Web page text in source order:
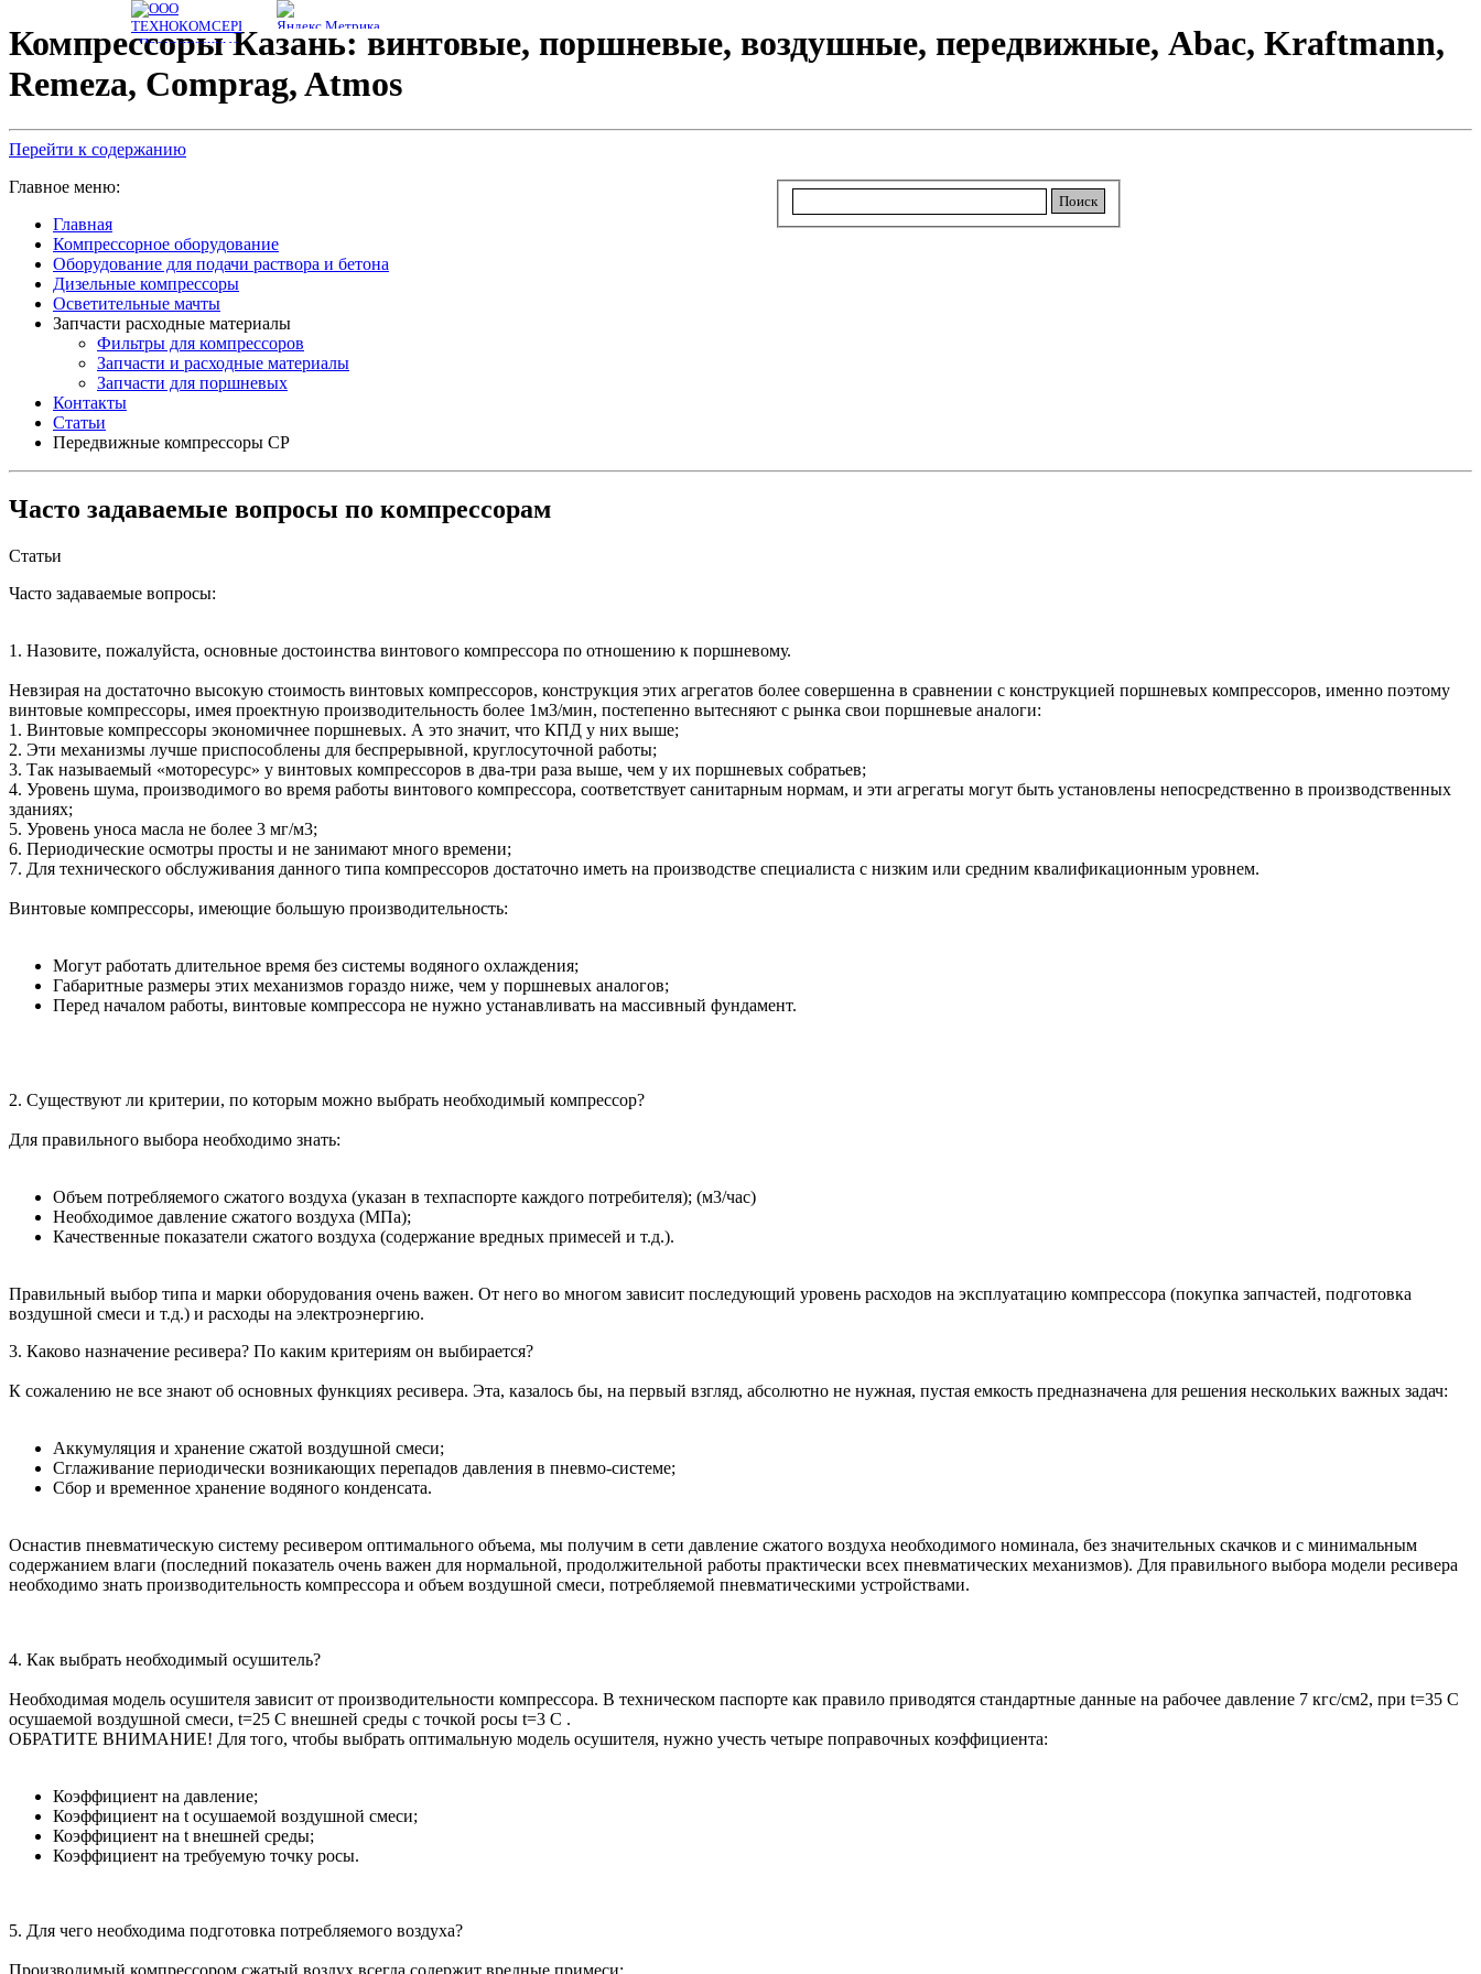
Компрессоры Казань: винтовые, поршневые, воздушные, передвижные, Abac, Kraftmann,
Remeza, Comprag, Atmos
Поиск
Перейти к содержанию
Главное меню:
Главная
Компрессорное оборудование
Оборудование для подачи раствора и бетона
Дизельные компрессоры
Осветительные мачты
Запчасти расходные материалы
Фильтры для компрессоров
Запчасти и расходные материалы
Запчасти для поршневых
Контакты
Статьи
Передвижные компрессоры CP
Часто задаваемые вопросы по компрессорам
Статьи
Часто задаваемые вопросы:
1. Назовите, пожалуйста, основные достоинства винтового компрессора по отношению к поршневому.
Невзирая на достаточно высокую стоимость винтовых компрессоров, конструкция этих агрегатов более совершенна в сравнении с конструкцией поршневых компрессоров, именно поэтому
винтовые компрессоры, имея проектную производительность более 1м3/мин, постепенно вытесняют с рынка свои поршневые аналоги:
1. Винтовые компрессоры экономичнее поршневых. А это значит, что КПД у них выше;
2. Эти механизмы лучше приспособлены для беспрерывной, круглосуточной работы;
3. Так называемый «моторесурс» у винтовых компрессоров в два-три раза выше, чем у их поршневых собратьев;
4. Уровень шума, производимого во время работы винтового компрессора, соответствует санитарным нормам, и эти агрегаты могут быть установлены непосредственно в производственных
зданиях;
5. Уровень уноса масла не более 3 мг/м3;
6. Периодические осмотры просты и не занимают много времени;
7. Для технического обслуживания данного типа компрессоров достаточно иметь на производстве специалиста с низким или средним квалификационным уровнем.
Винтовые компрессоры, имеющие большую производительность:
Могут работать длительное время без системы водяного охлаждения;
Габаритные размеры этих механизмов гораздо ниже, чем у поршневых аналогов;
Перед началом работы, винтовые компрессора не нужно устанавливать на массивный фундамент.
2. Существуют ли критерии, по которым можно выбрать необходимый компрессор?
Для правильного выбора необходимо знать:
Объем потребляемого сжатого воздуха (указан в техпаспорте каждого потребителя); (м3/час)
Необходимое давление сжатого воздуха (МПа);
Качественные показатели сжатого воздуха (содержание вредных примесей и т.д.).
Правильный выбор типа и марки оборудования очень важен. От него во многом зависит последующий уровень расходов на эксплуатацию компрессора (покупка запчастей, подготовка
воздушной смеси и т.д.) и расходы на электроэнергию.
3. Каково назначение ресивера? По каким критериям он выбирается?
К сожалению не все знают об основных функциях ресивера. Эта, казалось бы, на первый взгляд, абсолютно не нужная, пустая емкость предназначена для решения нескольких важных задач:
Аккумуляция и хранение сжатой воздушной смеси;
Сглаживание периодически возникающих перепадов давления в пневмо-системе;
Сбор и временное хранение водяного конденсата.
Оснастив пневматическую систему ресивером оптимального объема, мы получим в сети давление сжатого воздуха необходимого номинала, без значительных скачков и с минимальным
содержанием влаги (последний показатель очень важен для нормальной, продолжительной работы практически всех пневматических механизмов). Для правильного выбора модели ресивера
необходимо знать производительность компрессора и объем воздушной смеси, потребляемой пневматическими устройствами.
4. Как выбрать необходимый осушитель?
Необходимая модель осушителя зависит от производительности компрессора. В техническом паспорте как правило приводятся стандартные данные на рабочее давление 7 кгс/см2, при t=35 C
осушаемой воздушной смеси, t=25 C внешней среды с точкой росы t=3 C .
ОБРАТИТЕ ВНИМАНИЕ! Для того, чтобы выбрать оптимальную модель осушителя, нужно учесть четыре поправочных коэффициента:
Коэффициент на давление;
Коэффициент на t осушаемой воздушной смеси;
Коэффициент на t внешней среды;
Коэффициент на требуемую точку росы.
5. Для чего необходима подготовка потребляемого воздуха?
Производимый компрессором сжатый воздух всегда содержит вредные примеси: